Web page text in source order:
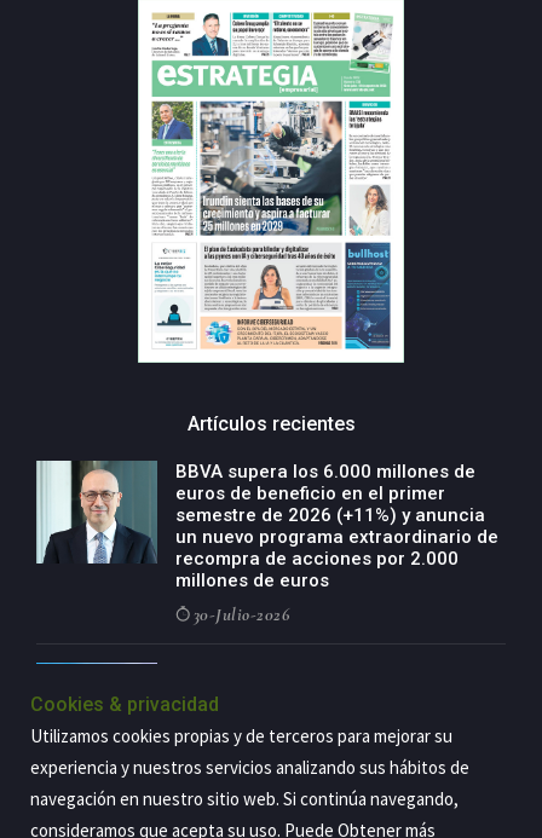
Artículos recientes
BBVA supera los 6.000 millones de
euros de beneficio en el primer
semestre de 2026 (+11%) y anuncia
un nuevo programa extraordinario de
recompra de acciones por 2.000
millones de euros
30-Julio-2026
negocio agro con un modelo global
de especialización presente en siete
países
29-Julio-2026
Cookies & privacidad
Utilizamos cookies propias y de terceros para mejorar su
experiencia y nuestros servicios analizando sus hábitos de
navegación en nuestro sitio web. Si continúa navegando,
consideramos que acepta su uso. Puede Obtener más